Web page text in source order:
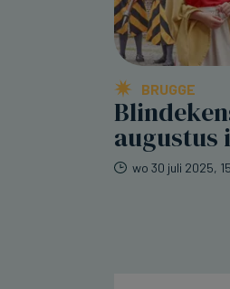
BRUGGE
augustus
wo 30 juli 2025,